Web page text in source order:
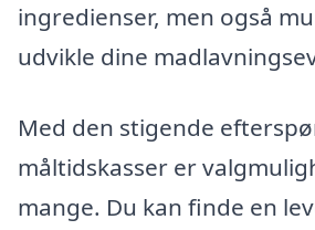
ingredienser, men også
udvikle dine
Med den stigende
måltidskasser er
mange. Du kan finde en